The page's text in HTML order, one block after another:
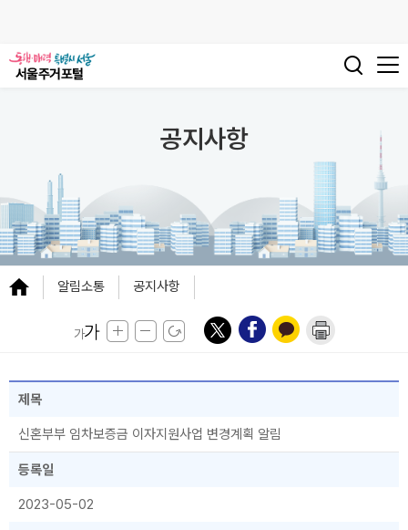
공지사항
알림소통 공지사항
제목
신혼부부 임차보증금 이자지원사업 변경계획 알림
등록일
2023-05-02